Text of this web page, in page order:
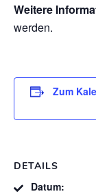
Weitere
werden.
Zum
DETAILS
Datum: